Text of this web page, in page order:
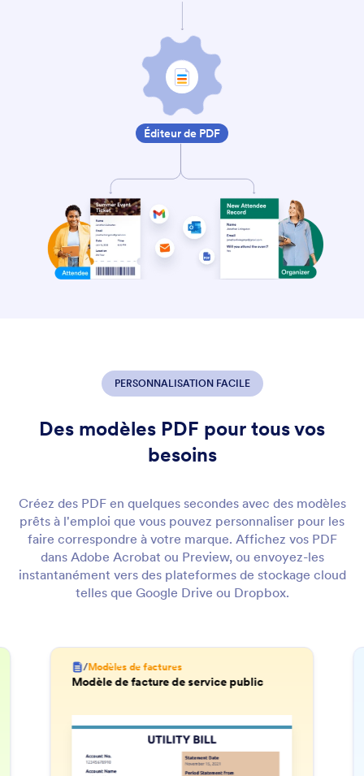
Éditeur de PDF
PERSONNALISATION FACILE
Des modèles PDF pour tous vos
besoins
Créez des PDF en quelques secondes avec des modèles
prêts à l'emploi que vous pouvez personnaliser pour les
faire correspondre à votre marque. Affichez vos PDF
dans Adobe Acrobat ou Preview, ou envoyez-les
instantanément vers des plateformes de stockage cloud
telles que Google Drive ou Dropbox.
/Modèles de factures
Modèle de facture de service public